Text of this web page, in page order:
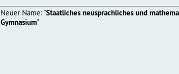
Neuer Name: "Staatliches neusprachliches und
Gymnasium"